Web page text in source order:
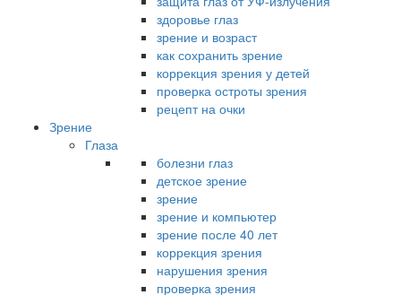
здоровье глаз
зрение и возраст
как сохранить зрение
коррекция зрения у детей
проверка остроты зрения
рецепт на очки
Зрение
Глаза
болезни глаз
детское зрение
зрение
зрение и компьютер
зрение после 40 лет
коррекция зрения
нарушения зрения
проверка зрения